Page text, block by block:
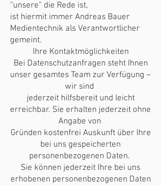
“unsere” die Rede ist,
ist hiermit immer Andreas Bauer
Medientechnik als Verantwortlicher
gemeint.
Ihre Kontaktmöglichkeiten
Bei Datenschutzanfragen steht Ihnen
unser gesamtes Team zur Verfügung –
wir sind
jederzeit hilfsbereit und leicht
erreichbar. Sie erhalten jederzeit ohne
Angabe von
Gründen kostenfrei Auskunft über Ihre
bei uns gespeicherten
personenbezogenen Daten.
Sie können jederzeit Ihre bei uns
erhobenen personenbezogenen Daten